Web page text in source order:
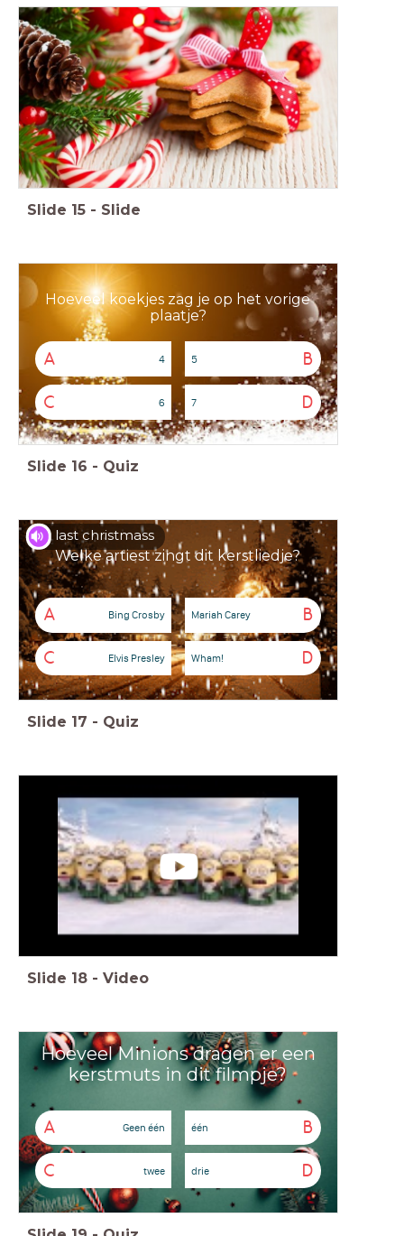
Slide 15 - Slide
Hoeveel koekjes zag je op het vorige
plaatje?
A 4 B
5
C 6 D
7
Slide 16 - Quiz
Welke artiest zingt dit kerstliedje?
last christmass
A Bing Crosby B
Mariah Carey
C Elvis Presley D
Wham!
Slide 17 - Quiz
Slide 18 - Video
Hoeveel Minions dragen er een
kerstmuts in dit filmpje?
A Geen één B
één
C twee D
drie